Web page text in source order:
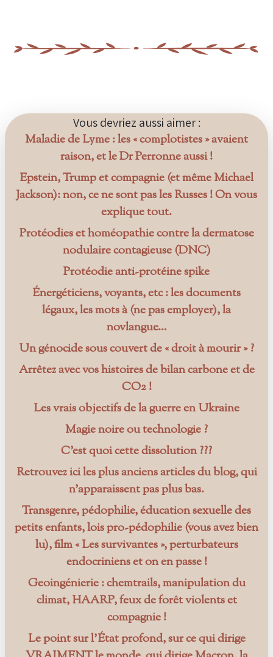
Vous devriez aussi aimer :
Maladie de Lyme : les « complotistes » avaient
raison, et le Dr Perronne aussi !
Epstein, Trump et compagnie (et même Michael
Jackson): non, ce ne sont pas les Russes ! On vous
explique tout.
Protéodies et homéopathie contre la dermatose
nodulaire contagieuse (DNC)
Protéodie anti-protéine spike
Énergéticiens, voyants, etc : les documents
légaux, les mots à (ne pas employer), la
novlangue…
Un génocide sous couvert de « droit à mourir » ?
Arrêtez avec vos histoires de bilan carbone et de
CO2 !
Les vrais objectifs de la guerre en Ukraine
Magie noire ou technologie ?
C’est quoi cette dissolution ???
Retrouvez ici les plus anciens articles du blog, qui
n’apparaissent pas plus bas.
Transgenre, pédophilie, éducation sexuelle des
petits enfants, lois pro-pédophilie (vous avez bien
lu), film « Les survivantes », perturbateurs
endocriniens et on en passe !
Geoingénierie : chemtrails, manipulation du
climat, HAARP, feux de forêt violents et
compagnie !
Le point sur l’État profond, sur ce qui dirige